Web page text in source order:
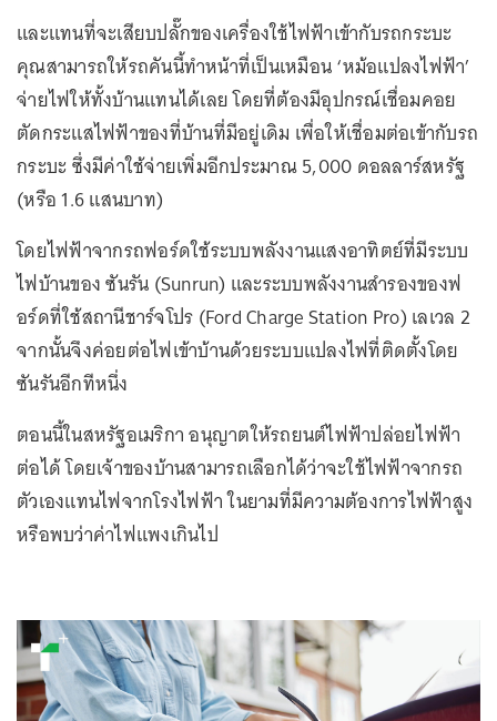
และแทนที่จะเสียบปลั๊กของเครื่องใช้ไฟฟ้าเข้ากับรถกระบะ
คุณสามารถให้รถคันนี้ทำหน้าที่เป็นเหมือน ‘หม้อแปลงไฟฟ้า’
จ่ายไฟให้ทั้งบ้านแทนได้เลย โดยที่ต้องมีอุปกรณ์เชื่อมคอย
ตัดกระแสไฟฟ้าของที่บ้านที่มีอยู่เดิม เพื่อให้เชื่อมต่อเข้ากับรถ
กระบะ ซึ่งมีค่าใช้จ่ายเพิ่มอีกประมาณ 5,000 ดอลลาร์สหรัฐ
(หรือ 1.6 แสนบาท)
โดยไฟฟ้าจากรถฟอร์ดใช้ระบบพลังงานแสงอาทิตย์ที่มีระบบ
ไฟบ้านของ ซันรัน (Sunrun) และระบบพลังงานสำรองของฟ
อร์ดที่ใช้สถานีชาร์จโปร (Ford Charge Station Pro) เลเวล 2
จากนั้นจึงค่อยต่อไฟเข้าบ้านด้วยระบบแปลงไฟที่ติดตั้งโดย
ซันรันอีกทีหนึ่ง
ตอนนี้ในสหรัฐอเมริกา อนุญาตให้รถยนต์ไฟฟ้าปล่อยไฟฟ้า
ต่อได้ โดยเจ้าของบ้านสามารถเลือกได้ว่าจะใช้ไฟฟ้าจากรถ
ตัวเองแทนไฟจากโรงไฟฟ้า ในยามที่มีความต้องการไฟฟ้าสูง
หรือพบว่าค่าไฟแพงเกินไป